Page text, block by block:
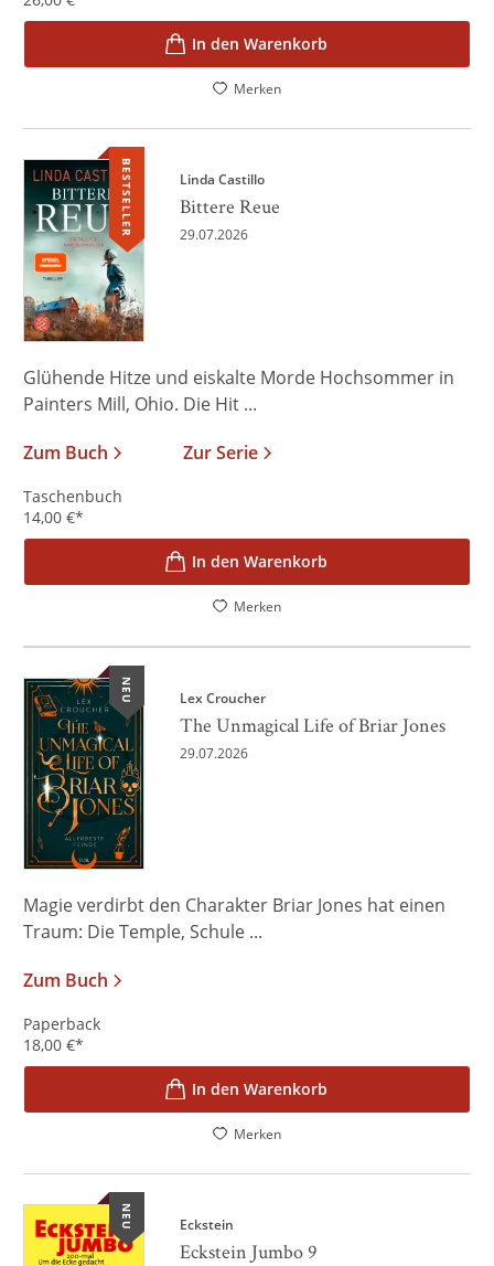
In den Warenkorb
Merken
BESTSELLER Linda Castillo
Bittere Reue
29.07.2026
Glühende Hitze und eiskalte Morde Hochsommer in
Painters Mill, Ohio. Die Hit ...
Zum Buch
Zur Serie
Taschenbuch
14,00 €*
In den Warenkorb
Merken
NEU Lex Croucher
The Unmagical Life of Briar Jones
29.07.2026
Magie verdirbt den Charakter Briar Jones hat einen
Traum: Die Temple, Schule ...
Zum Buch
Paperback
18,00 €*
In den Warenkorb
Merken
NEU Eckstein
Eckstein Jumbo 9